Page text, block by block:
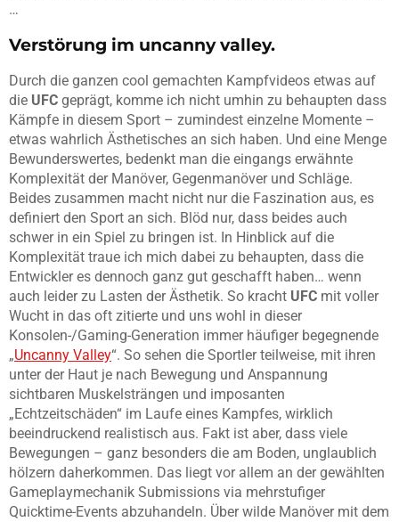
…
Verstörung im uncanny valley.
Durch die ganzen cool gemachten Kampfvideos etwas auf
die UFC geprägt, komme ich nicht umhin zu behaupten dass
Kämpfe in diesem Sport – zumindest einzelne Momente –
etwas wahrlich Ästhetisches an sich haben. Und eine Menge
Bewunderswertes, bedenkt man die eingangs erwähnte
Komplexität der Manöver, Gegenmanöver und Schläge.
Beides zusammen macht nicht nur die Faszination aus, es
definiert den Sport an sich. Blöd nur, dass beides auch
schwer in ein Spiel zu bringen ist. In Hinblick auf die
Komplexität traue ich mich dabei zu behaupten, dass die
Entwickler es dennoch ganz gut geschafft haben… wenn
auch leider zu Lasten der Ästhetik. So kracht UFC mit voller
Wucht in das oft zitierte und uns wohl in dieser
Konsolen-/Gaming-Generation immer häufiger begegnende
„Uncanny Valley“. So sehen die Sportler teilweise, mit ihren
unter der Haut je nach Bewegung und Anspannung
sichtbaren Muskelsträngen und imposanten
„Echtzeitschäden“ im Laufe eines Kampfes, wirklich
beeindruckend realistisch aus. Fakt ist aber, dass viele
Bewegungen – ganz besonders die am Boden, unglaublich
hölzern daherkommen. Das liegt vor allem an der gewählten
Gameplaymechanik Submissions via mehrstufiger
Quicktime-Events abzuhandeln. Über wilde Manöver mit dem